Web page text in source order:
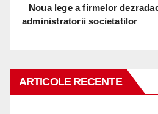
Noua lege a firmelor
administratorii societatilor
ARTICOLE RECENTE